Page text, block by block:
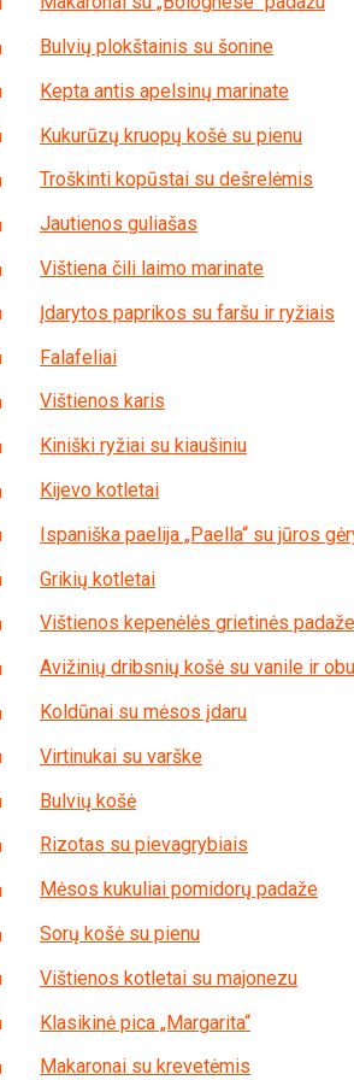
Bulvių plokštainis su šonine
Kepta antis apelsinų marinate
Kukurūzų kruopų košė su pienu
Troškinti kopūstai su dešrelėmis
Jautienos guliašas
Vištiena čili laimo marinate
Įdarytos paprikos su faršu ir ryžiais
Falafeliai
Vištienos karis
Kiniški ryžiai su kiaušiniu
Kijevo kotletai
Ispaniška paelija „Paella“ su jūros
Grikių kotletai
Vištienos kepenėlės grietinės padaže
Avižinių dribsnių košė su vanile ir
Koldūnai su mėsos įdaru
Virtinukai su varške
Bulvių košė
Rizotas su pievagrybiais
Mėsos kukuliai pomidorų padaže
Sorų košė su pienu
Vištienos kotletai su majonezu
Klasikinė pica „Margarita“
Makaronai su krevetėmis